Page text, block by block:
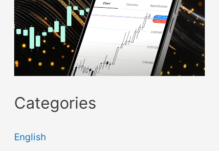
Categories
English